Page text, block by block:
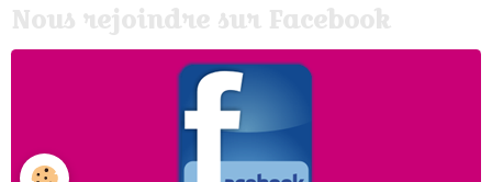
Nous rejoindre sur Facebook